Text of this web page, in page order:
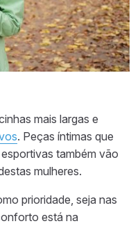
mais largas e
. Peças íntimas que
esportivas também vão
mulheres.
prioridade, seja nas
está na